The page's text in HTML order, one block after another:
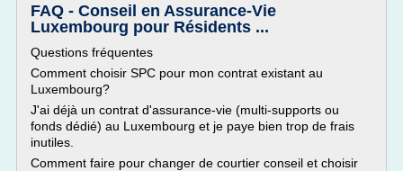
FAQ - Conseil en Assurance-Vie
Luxembourg pour Résidents ...
Questions fréquentes
Comment choisir SPC pour mon contrat existant au
Luxembourg?
J'ai déjà un contrat d'assurance-vie (multi-supports ou
fonds dédié) au Luxembourg et je paye bien trop de frais
inutiles.
Comment faire pour changer de courtier conseil et choisir